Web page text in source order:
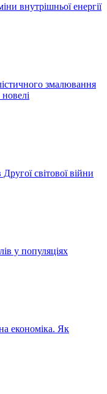
внутрішньої енергії
змалювання
світової війни
у популяціях
економіка. Як